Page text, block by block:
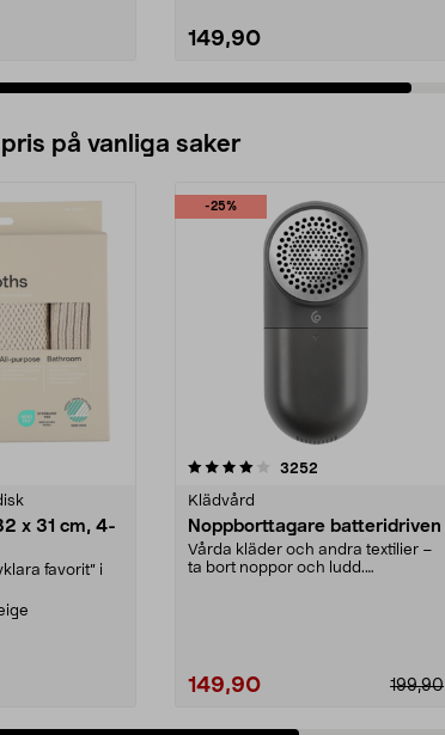
149,90
på vanliga saker
x 31 cm, 4-
favorit” i
-25%
3252
Klädvård
Noppborttagare batteridriven
Vårda kläder och andra textilier –
ta bort noppor och ludd.
199,90
149,90
4.5av 5 stjärnor